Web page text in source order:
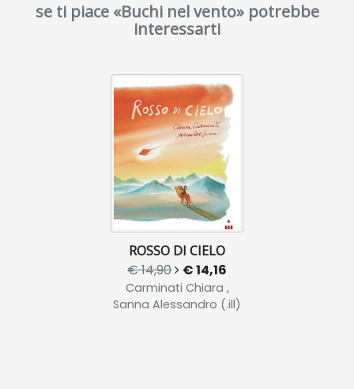
se ti piace «Buchi nel vento» potrebbe
interessarti
ROSSO DI CIELO
€ 14,90 € 14,16
Carminati Chiara ,
Sanna Alessandro (.ill)